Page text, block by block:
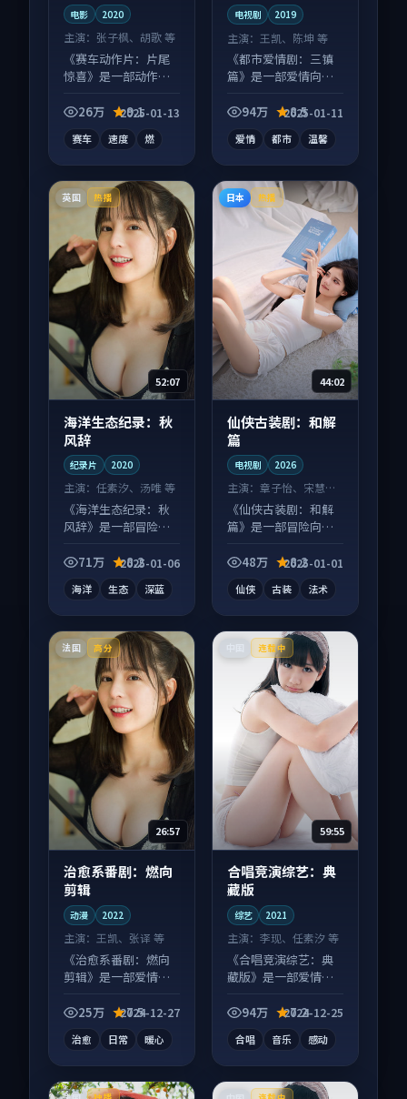
电影 2020
主演： 张子枫、胡歌 等
《赛车动作片：片尾
惊喜》是一部动作向
长为内核，情感戏份
26万 9.1
2025-01-13
赛车 速度 燃
电视剧 2019
主演： 王凯、陈坤 等
《都市爱情剧：三镇
篇》是一部爱情向电
在线，配乐与镜头配
94万 8.5
2025-01-11
爱情 都市 温馨
英国 热播
52:07
海洋生态纪录：秋
风辞
纪录片 2020
主演： 任素汐、汤唯 等
《海洋生态纪录：秋
风辞》是一部冒险向
成长为内核，情感戏
71万 8.2
2025-01-06
海洋 生态 深蓝
日本 热播
44:02
仙侠古装剧：和解
篇
电视剧 2026
主演：章子怡、宋慧乔
等
《仙侠古装剧：和解
篇》是一部冒险向电
端观看，细节更丰
48万 8.2
2025-01-01
仙侠 古装 法术
法国 高分
26:57
治愈系番剧：燃向
剪辑
动漫 2022
主演： 王凯、张译 等
《治愈系番剧：燃向
剪辑》是一部爱情向
别错过，字幕区常有
25万 7.5
2024-12-27
治愈 日常 暖心
连载中
59:55
合唱竞演综艺：典
藏版
综艺 2021
主演：李现、任素汐 等
《合唱竞演综艺：典
藏版》是一部爱情向
度高，适合配弹幕观
94万 7.2
2024-12-25
合唱 音乐 感动